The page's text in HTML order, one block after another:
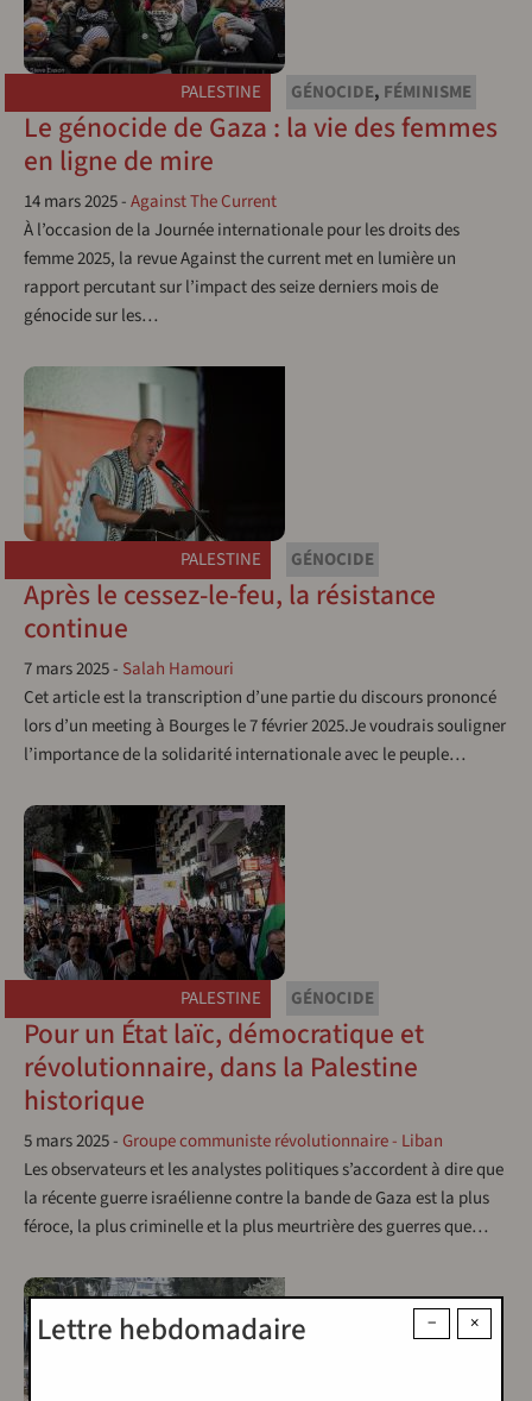
PALESTINE GÉNOCIDE, FÉMINISME
Le génocide de Gaza : la vie des femmes
en ligne de mire
14 mars 2025-Against The Current
À l’occasion de la Journée internationale pour les droits des
femme 2025, la revue Against the current met en lumière un
rapport percutant sur l’impact des seize derniers mois de
génocide sur les…
PALESTINE GÉNOCIDE
Après le cessez-le-feu, la résistance
continue
7 mars 2025- Salah Hamouri
Cet article est la transcription d’une partie du discours prononcé
lors d’un meeting à Bourges le 7 février 2025.Je voudrais souligner
l’importance de la solidarité internationale avec le peuple…
PALESTINE GÉNOCIDE
Pour un État laïc, démocratique et
révolutionnaire, dans la Palestine
historique
5 mars 2025- Groupe communiste révolutionnaire - Liban
Les observateurs et les analystes politiques s’accordent à dire que
la récente guerre israélienne contre la bande de Gaza est la plus
féroce, la plus criminelle et la plus meurtrière des guerres que…
×
−
Lettre hebdomadaire